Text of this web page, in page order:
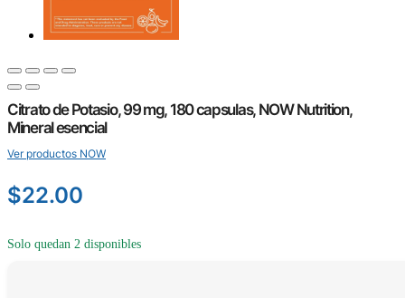
Citrato de Potasio, 99 mg, 180 capsulas, NOW Nutrition,
Mineral esencial
Ver productos NOW
$22.00
Solo quedan 2 disponibles